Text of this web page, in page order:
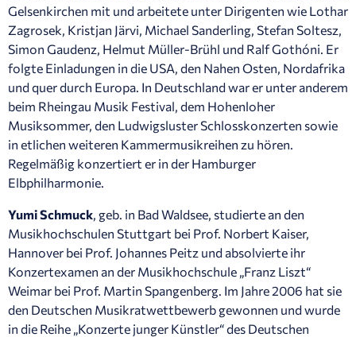
Gelsenkirchen mit und arbeitete unter Dirigenten wie Lothar
Zagrosek, Kristjan Järvi, Michael Sanderling, Stefan Soltesz,
Simon Gaudenz, Helmut Müller-Brühl und Ralf Gothóni. Er
folgte Einladungen in die USA, den Nahen Osten, Nordafrika
und quer durch Europa. In Deutschland war er unter anderem
beim Rheingau Musik Festival, dem Hohenloher
Musiksommer, den Ludwigsluster Schlosskonzerten sowie
in etlichen weiteren Kammermusikreihen zu hören.
Regelmäßig konzertiert er in der Hamburger
Elbphilharmonie.
Yumi Schmuck , geb. in Bad Waldsee, studierte an den
Musikhochschulen Stuttgart bei Prof. Norbert Kaiser,
Hannover bei Prof. Johannes Peitz und absolvierte ihr
Konzertexamen an der Musikhochschule „Franz Liszt“
Weimar bei Prof. Martin Spangenberg. Im Jahre 2006 hat sie
den Deutschen Musikratwettbewerb gewonnen und wurde
in die Reihe „Konzerte junger Künstler“ des Deutschen